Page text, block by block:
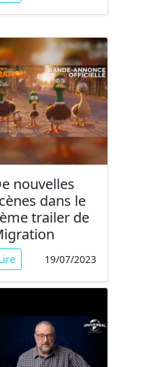
nouvelles
dans le
trailer de
19/07/2023